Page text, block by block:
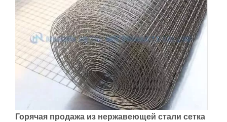
Горячая продажа из нержавеющей стали сетка